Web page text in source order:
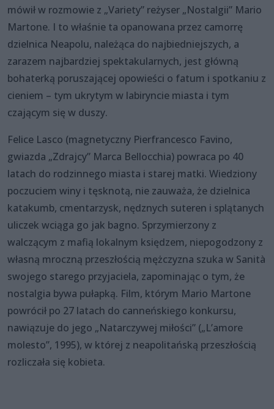
mówił w rozmowie z „Variety” reżyser „Nostalgii” Mario
Martone. I to właśnie ta opanowana przez camorrę
dzielnica Neapolu, należąca do najbiedniejszych, a
zarazem najbardziej spektakularnych, jest główną
bohaterką poruszającej opowieści o fatum i spotkaniu z
cieniem – tym ukrytym w labiryncie miasta i tym
czającym się w duszy.
Felice Lasco (magnetyczny Pierfrancesco Favino,
gwiazda „Zdrajcy” Marca Bellocchia) powraca po 40
latach do rodzinnego miasta i starej matki. Wiedziony
poczuciem winy i tęsknotą, nie zauważa, że dzielnica
katakumb, cmentarzysk, nędznych suteren i splątanych
uliczek wciąga go jak bagno. Sprzymierzony z
walczącym z mafią lokalnym księdzem, niepogodzony z
własną mroczną przeszłością mężczyzna szuka w Sanità
swojego starego przyjaciela, zapominając o tym, że
nostalgia bywa pułapką. Film, którym Mario Martone
powrócił po 27 latach do canneńskiego konkursu,
nawiązuje do jego „Natarczywej miłości” („L’amore
molesto”, 1995), w której z neapolitańską przeszłością
rozliczała się kobieta.